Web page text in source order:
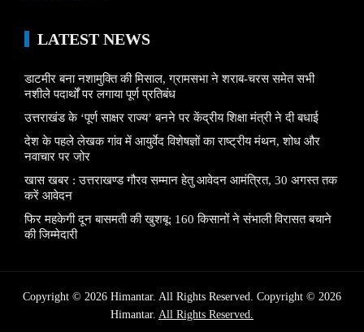
LATEST NEWS
डाटमीर बना नशामुक्ति की मिसाल, ग्रामसभा ने शराब-चरस समेत सभी
नशीले पदार्थों पर लगाया पूर्ण प्रतिबंध
उत्तराखंड के ‘पूर्ण साक्षर राज्य’ बनने पर केंद्रीय शिक्षा मंत्री ने दी बधाई
देश के पहले लेखक गांव में आयुर्वेद विशेषज्ञों का राष्ट्रीय मंथन, शोध और
नवाचार पर जोर
खास खबर : उत्तराखण्ड गौरव सम्मान हेतु आवेदन आमंत्रित, 30 अगस्त तक
करें आवेदन
फिर महकेगी दून बासमती की खुशबू: 160 किसानों ने संभाली विरासत बचाने
की जिम्मेदारी
Copyright © 2026 Himantar. All Rights Reserved. Copyright © 2026
Himantar. All Rights Reserved.